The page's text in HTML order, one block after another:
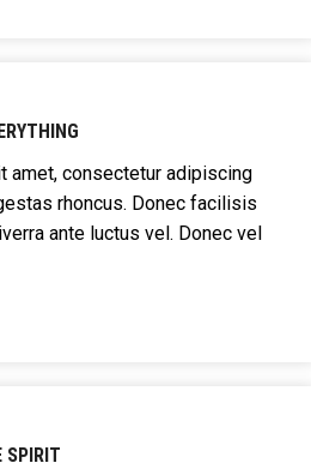
amet, consectetur adipiscing
rhoncus. Donec facilisis
ante luctus vel. Donec vel
SPIRIT